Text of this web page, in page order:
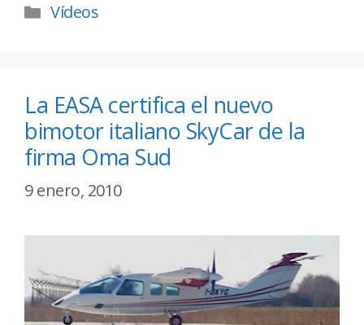
Vídeos
La EASA certifica el nuevo
bimotor italiano SkyCar de la
firma Oma Sud
9 enero, 2010